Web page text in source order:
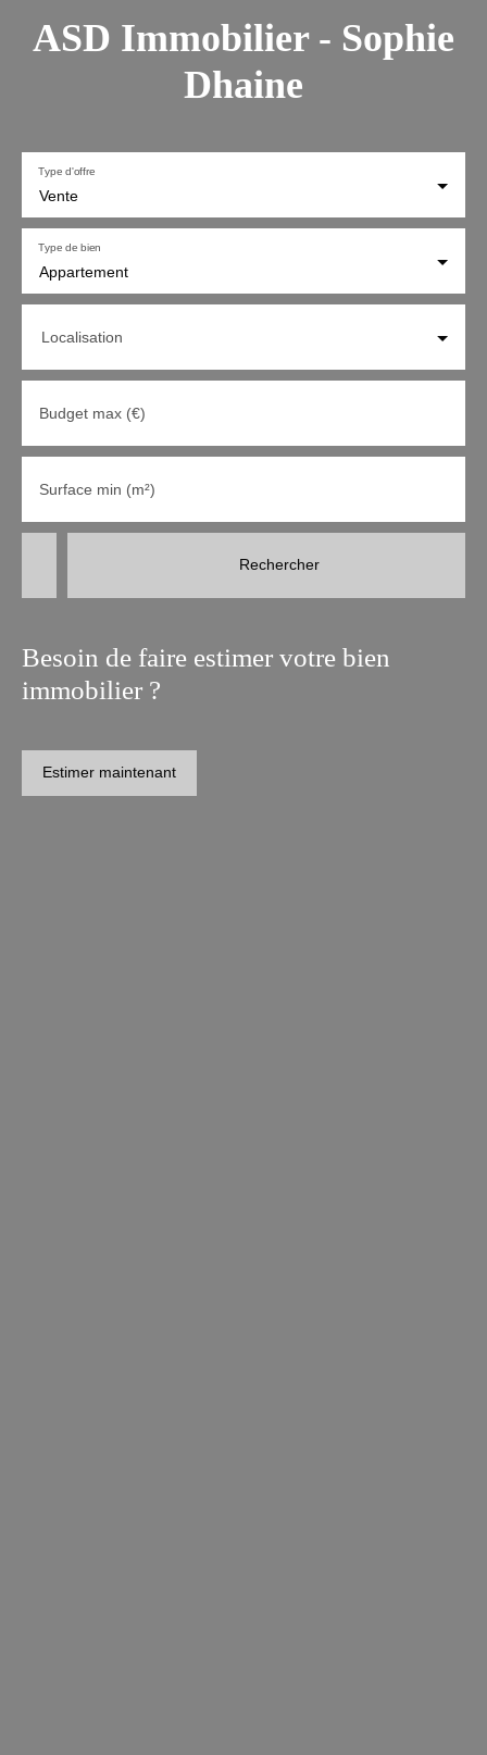
ASD Immobilier - Sophie
Dhaine
Vente
Type d'offre
Appartement
Type de bien
Localisation
Budget max (€)
Surface min (m²)
Rechercher
Besoin de faire estimer votre bien
immobilier ?
Estimer maintenant